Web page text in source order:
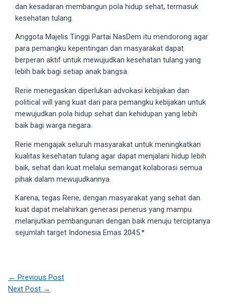
around
each
categorized
sex
sections
and
choose
your
favorite
amateur
porn
videos,
anal,
ass,
blonde,
brunette,
etc.
also
find
dan kesadaran membangun pola hidup sehat, termasuk
kesehatan tulang.
Anggota Majelis Tinggi Partai NasDem itu mendorong agar
para pemangku kepentingan dan masyarakat dapat
berperan aktif untuk mewujudkan kesehatan tulang yang
lebih baik bagi setiap anak bangsa.
Rerie menegaskan diperlukan advokasi kebijakan dan
political will yang kuat dari para pemangku kebijakan untuk
mewujudkan pola hidup sehat dan kehidupan yang lebih
baik bagi warga negara.
Rerie mengajak seluruh masyarakat untuk meningkatkan
kualitas kesehatan tulang agar dapat menjalani hidup lebih
baik, sehat dan kuat melalui semangat kolaborasi semua
pihak dalam mewujudkannya.
Karena, tegas Rerie, dengan masyarakat yang sehat dan
kuat dapat melahirkan generasi penerus yang mampu
melanjutkan pembangunan dengan baik menuju terciptanya
sejumlah target Indonesia Emas 2045.*
Post
navigation
← Previous Post
Next Post →